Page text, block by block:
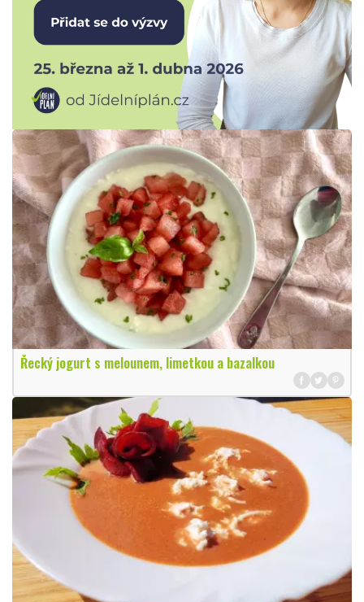
Řecký jogurt s melounem, limetkou a bazalkou